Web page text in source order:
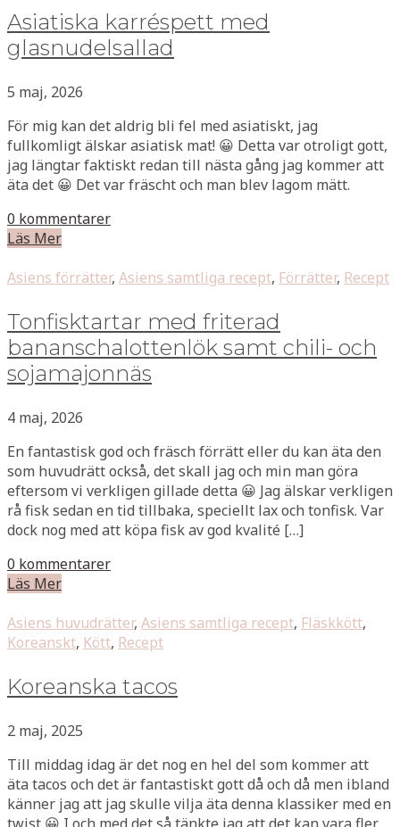
Asiatiska karréspett med
glasnudelsallad
5 maj, 2026
För mig kan det aldrig bli fel med asiatiskt, jag
fullkomligt älskar asiatisk mat! 😀 Detta var otroligt gott,
jag längtar faktiskt redan till nästa gång jag kommer att
äta det 😀 Det var fräscht och man blev lagom mätt.
0 kommentarer
Läs Mer
Asiens förrätter, Asiens samtliga recept, Förrätter, Recept
Tonfisktartar med friterad
bananschalottenlök samt chili- och
sojamajonnäs
4 maj, 2026
En fantastisk god och fräsch förrätt eller du kan äta den
som huvudrätt också, det skall jag och min man göra
eftersom vi verkligen gillade detta 😀 Jag älskar verkligen
rå fisk sedan en tid tillbaka, speciellt lax och tonfisk. Var
dock nog med att köpa fisk av god kvalité […]
0 kommentarer
Läs Mer
Asiens huvudrätter, Asiens samtliga recept, Fläskkött,
Koreanskt, Kött, Recept
Koreanska tacos
2 maj, 2025
Till middag idag är det nog en hel del som kommer att
äta tacos och det är fantastiskt gott då och då men ibland
känner jag att jag skulle vilja äta denna klassiker med en